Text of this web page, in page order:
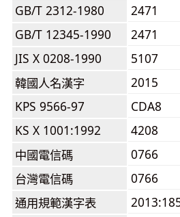
GB/T 2312-1980
2471
GB/T 12345-1990
2471
JIS X 0208-1990
5107
韓國人名漢字
2015
KPS 9566-97
CDA8
KS X 1001:1992
4208
中國電信碼
0766
台灣電信碼
0766
通用規範漢字表